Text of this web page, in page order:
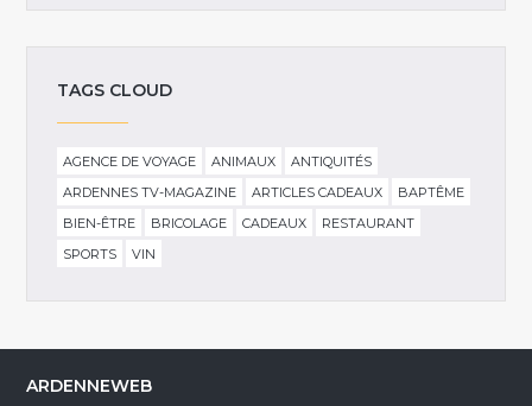
TAGS CLOUD
AGENCE DE VOYAGE ANIMAUX
ANTIQUITÉS
ARDENNES TV-MAGAZINE
ARTICLES CADEAUX
BAPTÊME
BIEN-ÊTRE
BRICOLAGE CADEAUX
RESTAURANT
SPORTS
VIN
ARDENNEWEB